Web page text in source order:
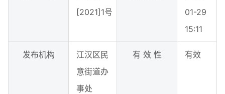
[2021]1号
01-29
15:11
发布机构
江汉区民
意街道办
事处
有 效 性 有效